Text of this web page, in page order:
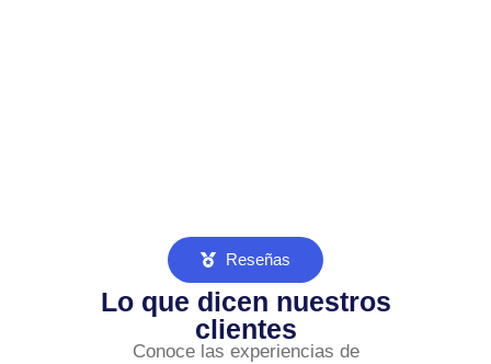
Reseñas
Lo que dicen nuestros
clientes
Conoce las experiencias de